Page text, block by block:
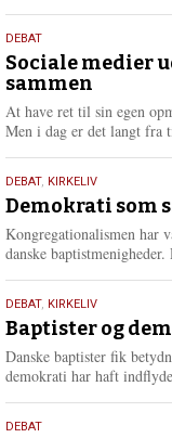
18.
maj
2026
DEBAT
Sociale medier
sammen
At have ret til sin egen
Men i dag er det langt fra
18.
maj
2026
DEBAT, KIRKELIV
Demokrati som
Kongregationalismen har
danske
18.
maj
2026
DEBAT, KIRKELIV
Baptister og
Danske baptister fik
demokrati har haft
18.
DEBAT